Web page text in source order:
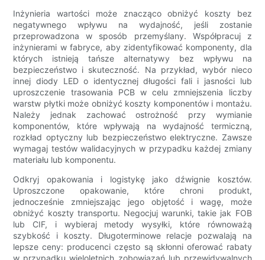
Inżynieria wartości może znacząco obniżyć koszty bez
negatywnego wpływu na wydajność, jeśli zostanie
przeprowadzona w sposób przemyślany. Współpracuj z
inżynierami w fabryce, aby zidentyfikować komponenty, dla
których istnieją tańsze alternatywy bez wpływu na
bezpieczeństwo i skuteczność. Na przykład, wybór nieco
innej diody LED o identycznej długości fali i jasności lub
uproszczenie trasowania PCB w celu zmniejszenia liczby
warstw płytki może obniżyć koszty komponentów i montażu.
Należy jednak zachować ostrożność przy wymianie
komponentów, które wpływają na wydajność termiczną,
rozkład optyczny lub bezpieczeństwo elektryczne. Zawsze
wymagaj testów walidacyjnych w przypadku każdej zmiany
materiału lub komponentu.
Odkryj opakowania i logistykę jako dźwignie kosztów.
Uproszczone opakowanie, które chroni produkt,
jednocześnie zmniejszając jego objętość i wagę, może
obniżyć koszty transportu. Negocjuj warunki, takie jak FOB
lub CIF, i wybieraj metody wysyłki, które równoważą
szybkość i koszty. Długoterminowe relacje pozwalają na
lepsze ceny: producenci często są skłonni oferować rabaty